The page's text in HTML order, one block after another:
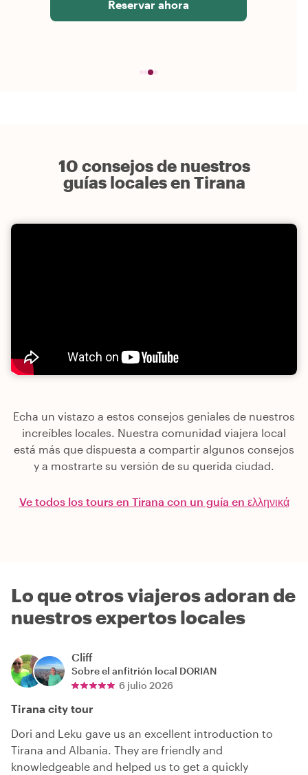
Reservar ahora
10 consejos de nuestros
guías locales en Tirana
Echa un vistazo a estos consejos geniales de nuestros
increíbles locales. Nuestra comunidad viajera local
está más que dispuesta a compartir algunos consejos
y a mostrarte su versión de su querida ciudad.
Ve todos los tours en Tirana con un guía en ελληνικά
Lo que otros viajeros adoran de
nuestros expertos locales
Cliff
Sobre el anfitrión local DORIAN
6 julio 2026
Tirana city tour
Dori and Leku gave us an excellent introduction to
Tirana and Albania. They are friendly and
knowledgeable and helped us to get a quickly